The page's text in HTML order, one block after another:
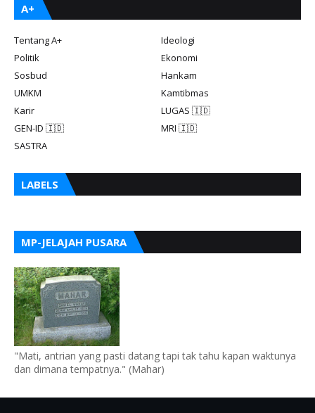
A+
Tentang A+
Ideologi
Politik
Ekonomi
Sosbud
Hankam
UMKM
Kamtibmas
Karir
LUGAS 🇮🇩
GEN-ID 🇮🇩
MRI 🇮🇩
SASTRA
LABELS
MP-JELAJAH PUSARA
"Mati, antrian yang pasti datang tapi tak tahu kapan waktunya
dan dimana tempatnya." (Mahar)